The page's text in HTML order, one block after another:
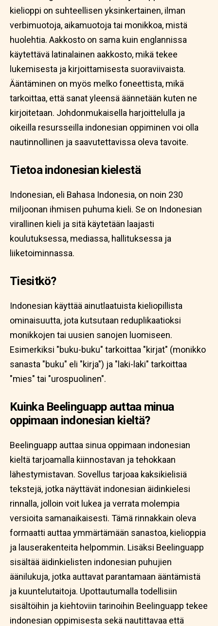
kielioppi on suhteellisen yksinkertainen, ilman
verbimuotoja, aikamuotoja tai monikkoa, mistä
huolehtia. Aakkosto on sama kuin englannissa
käytettävä latinalainen aakkosto, mikä tekee
lukemisesta ja kirjoittamisesta suoraviivaista.
Ääntäminen on myös melko foneettista, mikä
tarkoittaa, että sanat yleensä äännetään kuten ne
kirjoitetaan. Johdonmukaisella harjoittelulla ja
oikeilla resursseilla indonesian oppiminen voi olla
nautinnollinen ja saavutettavissa oleva tavoite.
Tietoa indonesian kielestä
Indonesian, eli Bahasa Indonesia, on noin 230
miljoonan ihmisen puhuma kieli. Se on Indonesian
virallinen kieli ja sitä käytetään laajasti
koulutuksessa, mediassa, hallituksessa ja
liiketoiminnassa.
Tiesitkö?
Indonesian käyttää ainutlaatuista kieliopillista
ominaisuutta, jota kutsutaan reduplikaatioksi
monikkojen tai uusien sanojen luomiseen.
Esimerkiksi "buku-buku" tarkoittaa "kirjat" (monikko
sanasta "buku" eli "kirja") ja "laki-laki" tarkoittaa
"mies" tai "urospuolinen".
Kuinka Beelinguapp auttaa minua
oppimaan indonesian kieltä?
Beelinguapp auttaa sinua oppimaan indonesian
kieltä tarjoamalla kiinnostavan ja tehokkaan
lähestymistavan. Sovellus tarjoaa kaksikielisiä
tekstejä, jotka näyttävät indonesian äidinkielesi
rinnalla, jolloin voit lukea ja verrata molempia
versioita samanaikaisesti. Tämä rinnakkain oleva
formaatti auttaa ymmärtämään sanastoa, kielioppia
ja lauserakenteita helpommin. Lisäksi Beelinguapp
sisältää äidinkielisten indonesian puhujien
äänilukuja, jotka auttavat parantamaan ääntämistä
ja kuuntelutaitoja. Upottautumalla todellisiin
sisältöihin ja kiehtoviin tarinoihin Beelinguapp tekee
indonesian oppimisesta sekä nautittavaa että